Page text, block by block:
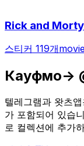
Rick and
스티커 119개
Кауфмо->
텔레그램과 왓츠
가 포함되어 있습
로 컬렉션에 추가